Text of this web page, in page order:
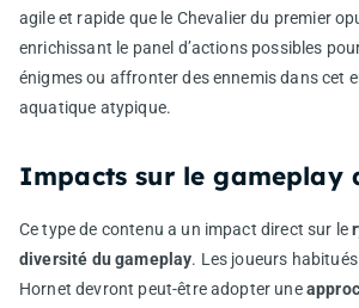
agile et rapide que le Chevalier du premier
enrichissant le panel d’actions possibles
énigmes ou affronter des ennemis dans cet
aquatique atypique.
Impacts sur le gameplay
Ce type de contenu a un impact direct sur le
diversité du gameplay. Les joueurs
Hornet devront peut-être adopter une